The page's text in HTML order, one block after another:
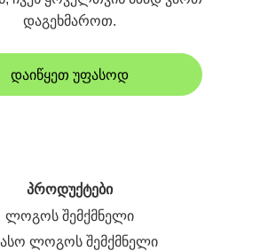
დაგეხმაროთ.
დაიწყეთ უფასოდ
პროდუქტები
ლოგოს შემქმნელი
ლოგოს შემქმნელი